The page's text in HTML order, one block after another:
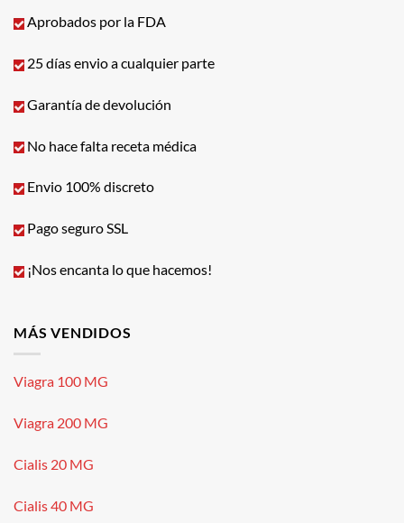
Aprobados por la FDA
25 días envio a cualquier parte
Garantía de devolución
No hace falta receta médica
Envio 100% discreto
Pago seguro SSL
¡Nos encanta lo que hacemos!
MÁS VENDIDOS
Viagra 100 MG
Viagra 200 MG
Cialis 20 MG
Cialis 40 MG